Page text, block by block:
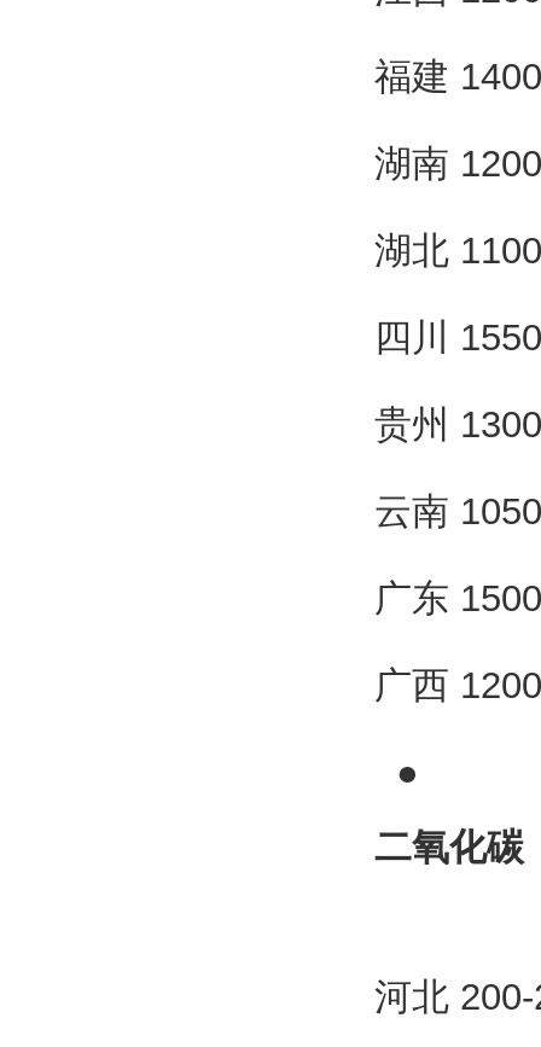
福建
湖南
湖北
四川
贵州
云南
广东
广西
●
二氧化碳
河北